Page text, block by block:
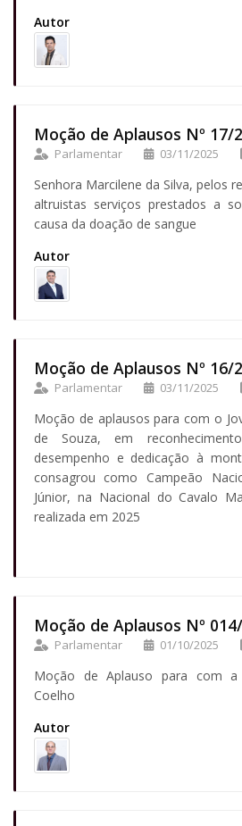
Autor
Moção de Aplausos Nº 17/
Parlamentar 03/11/2025
Senhora Marcilene da Silva, pelos
altruistas serviços prestados a
causa da doação de sangue
Autor
Moção de Aplausos Nº 16/
Parlamentar 03/11/2025
Moção de aplausos para com o
de Souza, em
desempenho e dedicação à
consagrou como Campeão
Júnior, na Nacional do Cavalo
realizada em 2025
Moção de Aplausos Nº
Parlamentar 01/10/2025
Moção de Aplauso para com a
Coelho
Autor